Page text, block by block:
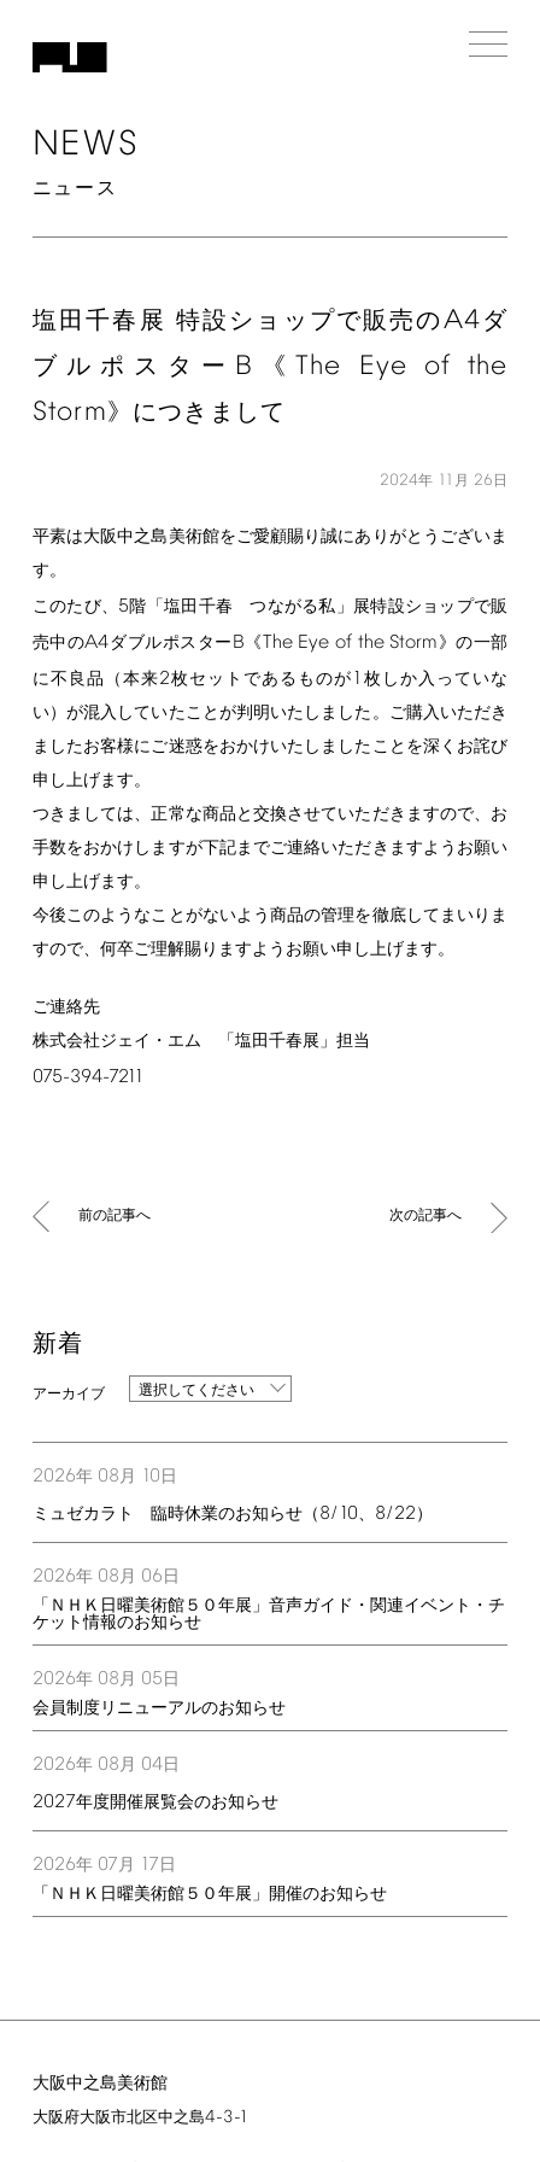
NEWS
ニュース
塩田千春展 特設ショップで販売のA4ダ
ブルポスター B 《 The Eye of the
Storm》につきまして
2024年 11 月 26 日
平素は大阪中之島美術館をご愛顧賜り誠にありがとうございま
す。
このたび、 5階「塩田千春 つながる私」展特設ショップで販
売中のA4ダブルポスターB 《The Eye of the Storm》の一部
に不良品（本来2枚セットであるものが1 枚しか入っていな
い）が混入していたことが判明いたしました。ご購入いただき
ましたお客様にご迷惑をおかけいたしましたことを深くお詫び
申し上げます。
つきましては、正常な商品と交換させていただきますので、お
手数をおかけしますが下記までご連絡いただきますようお願い
申し上げます。
今後このようなことがないよう商品の管理を徹底してまいりま
すので、何卒ご理解賜りますようお願い申し上げます。
ご連絡先
株式会社ジェイ・エム 「塩田千春展」担当
075-394-7211
前の記事へ 次の記事へ
新着
選択してください
2026年 08月 10 日
ミュゼカラト 臨時休業のお知らせ（8/10、 8/22）
2026年 08月 06 日
「ＮＨＫ日曜美術館５０年展」音声ガイド・関連イベント・チ
ケット情報のお知らせ
2026年 08月 05 日
会員制度リニューアルのお知らせ
2026年 08月 04日
2027年度開催展覧会のお知らせ
2026年 07月 17 日
「ＮＨＫ日曜美術館５０年展」開催のお知らせ
大阪中之島美術館
大阪府大阪市北区中之島4-3-1